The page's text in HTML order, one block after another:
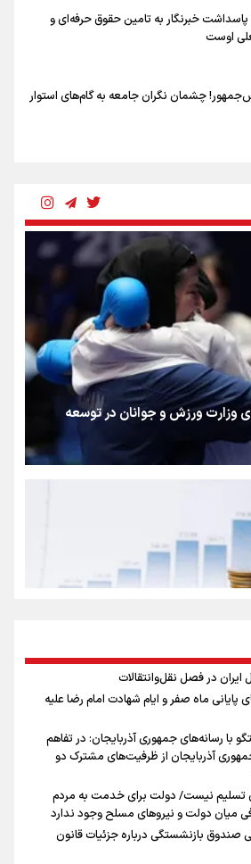
پاسداشت خبرنگار به تامین حقوق حرفه‌ای و
اوست
چشمان نگران جامعه به گام‌های استوار
برای حفظ امنیت انرژی
میراثی که جهان را شیفته کرد
روایتِ یک استخوان، یک نسل، یک توهم!
و حق مردم برای شنیدن صدای رئیس‌جمهوری
از کنار مردم
بغض چهارماهه را شکست؛ «آهای مردم، آقا از
که به دلم ماند
وزارت ورزش و جوانان در توسعه
بر ارزش افزوده چقدر است؟
ایران در فصل نقل‌وانتقالات
پایانی ماه صفر و ایام شهادت امام رضا علیه
با رسانه‌های جمهوری آذربایجان: در تفاهم
آذربایجان از ظرفیت‌های مشترک دو
تسلیم نیست/ دولت برای خدمت به مردم
میان دولت و نیروهای مسلح وجود ندارد
صندوق بازنشستگی درباره جزئیات قانون